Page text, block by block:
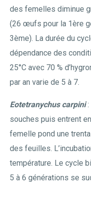
des femelles diminue
(26 œufs pour la 1ère
3ème). La durée du
dépendance des
25°C avec 70 %
par an varie de 5 à 7.
Eotetranychus carpini:
souches puis entrent
femelle pond une
des feuilles.
température. Le cycle
5 à 6 générations se